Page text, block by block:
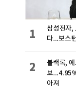
삼성전자,
다...보스
1
블랙록,
보
아져
2